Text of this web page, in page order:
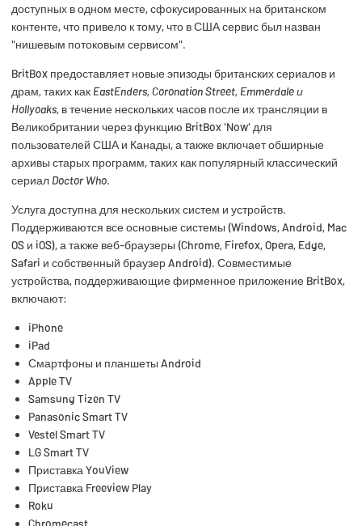
доступных в одном месте, сфокусированных на британском
контенте, что привело к тому, что в США сервис был назван
"нишевым потоковым сервисом".
BritBox предоставляет новые эпизоды британских сериалов и
драм, таких как EastEnders, Coronation Street, Emmerdale и
Hollyoaks, в течение нескольких часов после их трансляции в
Великобритании через функцию BritBox 'Now' для
пользователей США и Канады, а также включает обширные
архивы старых программ, таких как популярный классический
сериал Doctor Who.
Услуга доступна для нескольких систем и устройств.
Поддерживаются все основные системы (Windows, Android, Mac
OS и iOS), а также веб-браузеры (Chrome, Firefox, Opera, Edge,
Safari и собственный браузер Android). Совместимые
устройства, поддерживающие фирменное приложение BritBox,
включают:
iPhone
iPad
Смартфоны и планшеты Android
Apple TV
Samsung Tizen TV
Panasonic Smart TV
Vestel Smart TV
LG Smart TV
Приставка YouView
Приставка Freeview Play
Roku
Chromecast